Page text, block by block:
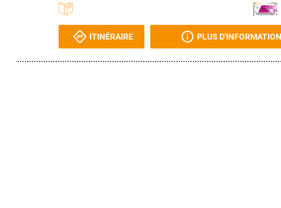
ITINÉRAIRE PLUS